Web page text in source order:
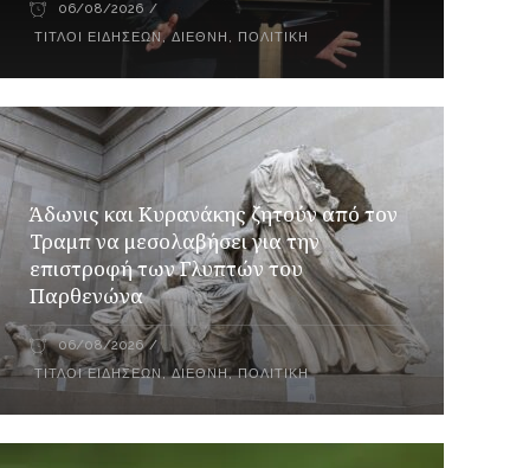
06/08/2026
ΤΊΤΛΟΙ ΕΙΔΉΣΕΩΝ,ΔΙΕΘΝΉ , ΠΟΛΙΤΙΚΉ
Άδωνις και Κυρανάκης ζητούν από τον
Τραμπ να μεσολαβήσει για την
επιστροφή των Γλυπτών του
Παρθενώνα
06/08/2026
ΤΊΤΛΟΙ ΕΙΔΉΣΕΩΝ,ΔΙΕΘΝΉ,ΠΟΛΙΤΙΚΉ